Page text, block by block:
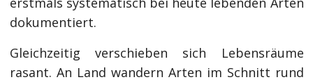
dokumentiert.
Gleichzeitig verschieben sich Lebensräume
rasant. An Land wandern Arten im Schnitt rund